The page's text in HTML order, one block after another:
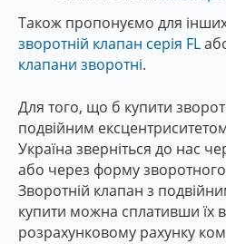
Також пропонуємо для
зворотній клапан серія FL
клапани зворотні.
Для того, що б купити
подвійним
Україна зверніться до нас
або через форму
Зворотній клапан з
купити можна сплативши їх
розрахунковому рахунку